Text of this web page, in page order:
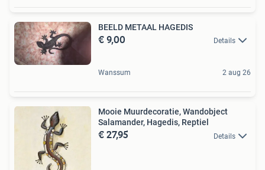
BEELD METAAL HAGEDIS
€ 9,00 Details
Wanssum 2 aug 26
Mooie Muurdecoratie, Wandobject
Salamander, Hagedis, Reptiel
€ 27,95 Details